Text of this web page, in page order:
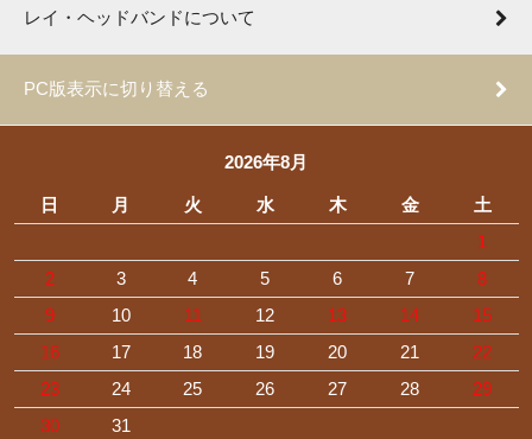
レイ・ヘッドバンドについて
PC版表示に切り替える
2026年8月
日 月 火 水 木 金
土
1
2
3 4 5 6 7
8
9
10 11 12 13 14
15
16
17 18 19 20 21
22
23
24 25 26 27 28
29
30
31